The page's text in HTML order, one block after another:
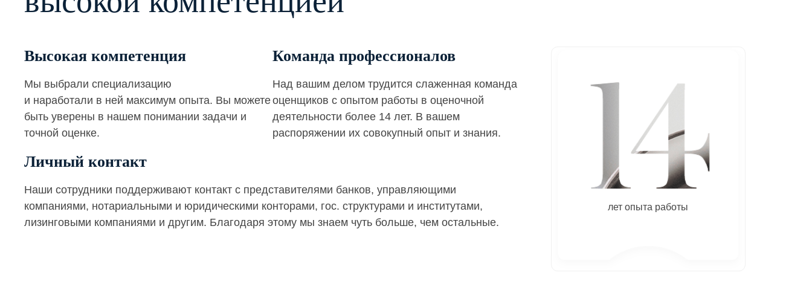
Высокая компетенция
Мы выбрали специализацию
и наработали в ней максимум опыта. Вы можете
быть уверены в нашем понимании задачи и
точной оценке.
Команда профессионалов
Над вашим делом трудится слаженная команда
оценщиков с опытом работы в оценочной
деятельности более 14 лет. В вашем
распоряжении их совокупный опыт и знания.
Личный контакт
Наши сотрудники поддерживают контакт с представителями банков, управляющими
компаниями, нотариальными и юридическими конторами, гос. структурами и институтами,
лизинговыми компаниями и другим. Благодаря этому мы знаем чуть больше, чем остальные.
лет опыта работы